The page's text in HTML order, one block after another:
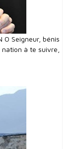
O Seigneur, bénis
à te suivre,